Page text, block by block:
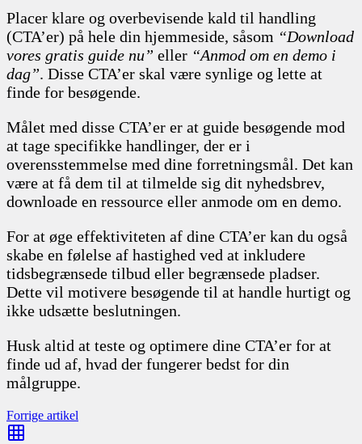
Placer klare og overbevisende kald til handling
(CTA’er) på hele din hjemmeside, såsom “Download
vores gratis guide nu” eller “Anmod om en demo i
dag”. Disse CTA’er skal være synlige og lette at
finde for besøgende.
Målet med disse CTA’er er at guide besøgende mod
at tage specifikke handlinger, der er i
overensstemmelse med dine forretningsmål. Det kan
være at få dem til at tilmelde sig dit nyhedsbrev,
downloade en ressource eller anmode om en demo.
For at øge effektiviteten af dine CTA’er kan du også
skabe en følelse af hastighed ved at inkludere
tidsbegrænsede tilbud eller begrænsede pladser.
Dette vil motivere besøgende til at handle hurtigt og
ikke udsætte beslutningen.
Husk altid at teste og optimere dine CTA’er for at
finde ud af, hvad der fungerer bedst for din
målgruppe.
Forrige artikel